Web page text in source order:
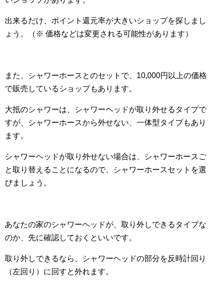
出来るだけ、ポイント還元率が大きいショップを探しまし
ょう。（※ 価格などは変更される可能性があります）
また、シャワーホースとのセットで、10,000円以上の価格
で販売しているショップもあります。
大抵のシャワーは、シャワーヘッドが取り外せるタイプで
すが、シャワーホースから外せない、一体型タイプもあり
ます。
シャワーヘッドが取り外せない場合は、シャワーホースご
と取り替えることになるので、シャワーホースセットを選
びましょう。
あなたの家のシャワーヘッドが、取り外しできるタイプな
のか、先に確認しておくといいです。
取り外しできるなら、シャワーヘッドの部分を反時計回り
（左回り）に回すと外れます。